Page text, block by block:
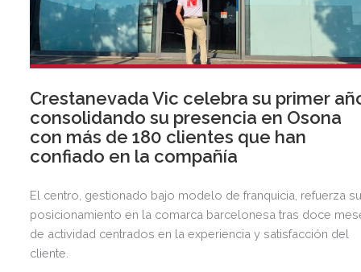
Crestanevada Vic celebra su primer
consolidando su presencia en Osona
con más de 180 clientes que han
confiado en la compañía
El centro, gestionado bajo modelo de franquicia, refuerza
posicionamiento en la comarca barcelonesa tras doce
de actividad centrados en la experiencia y satisfacción del
cliente.